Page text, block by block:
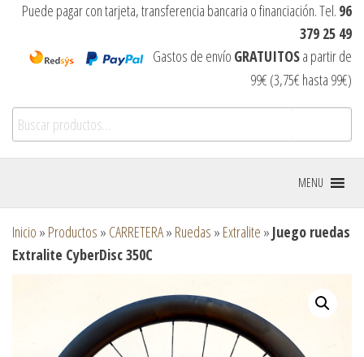
e
g
a
i
Puede pagar con tarjeta, transferencia bancaria o financiación. Tel. 96
379 25 49
Gastos de envío GRATUITOSa partir de
99€ (3,75€ hasta 99€)
MENU
Inicio » Productos » CARRETERA» Ruedas » Extralite » Juego ruedas
Extralite CyberDisc 350C